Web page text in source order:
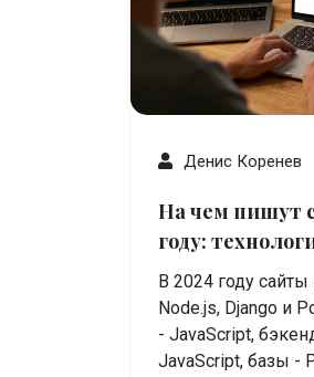
Денис Коренев
На чем пишут
году:
реально
В 2024 году
Node.js, Django и
- JavaScript,
JavaScript, базы -